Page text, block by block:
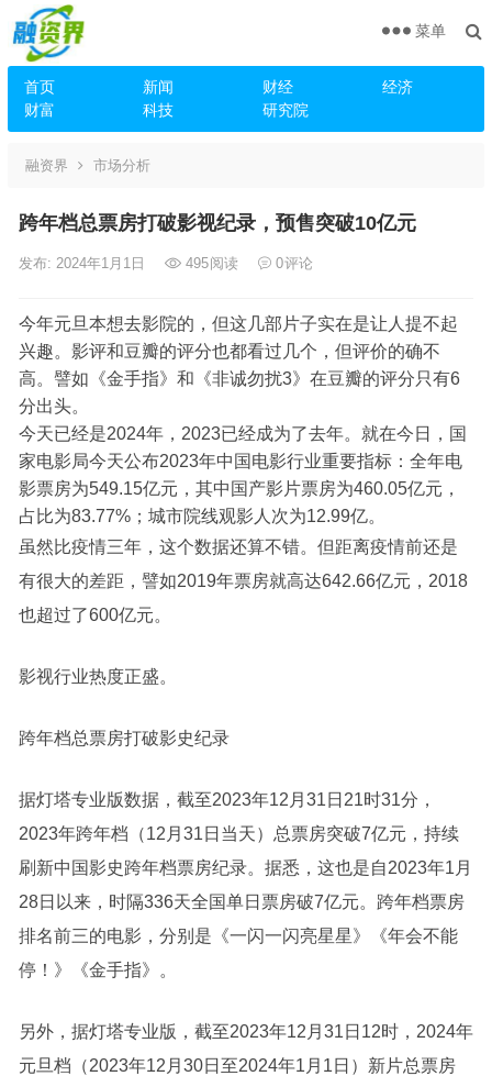
首页 新闻 财经
经济
财富
科技 研究院
菜单
融资界 市场分析
跨年档总票房打破影视纪录，预售突破10亿元
发布: 2024年1月1日 495阅读 0评论
今年元旦本想去影院的，但这几部片子实在是让人提不起
兴趣。影评和豆瓣的评分也都看过几个，但评价的确不
高。譬如《金手指》和《非诚勿扰3》在豆瓣的评分只有6
分出头。
今天已经是2024年，2023已经成为了去年。就在今日，国
家电影局今天公布2023年中国电影行业重要指标：全年电
影票房为549.15亿元，其中国产影片票房为460.05亿元，
占比为83.77%；城市院线观影人次为12.99亿。
虽然比疫情三年，这个数据还算不错。但距离疫情前还是
有很大的差距，譬如2019年票房就高达642.66亿元，2018
也超过了600亿元。
影视行业热度正盛。
跨年档总票房打破影史纪录
据灯塔专业版数据，截至2023年12月31日21时31分，
2023年跨年档（12月31日当天）总票房突破7亿元，持续
刷新中国影史跨年档票房纪录。据悉，这也是自2023年1月
28日以来，时隔336天全国单日票房破7亿元。跨年档票房
排名前三的电影，分别是《一闪一闪亮星星》《年会不能
停！》《金手指》。
另外，据灯塔专业版，截至2023年12月31日12时，2024年
元旦档（2023年12月30日至2024年1月1日）新片总票房